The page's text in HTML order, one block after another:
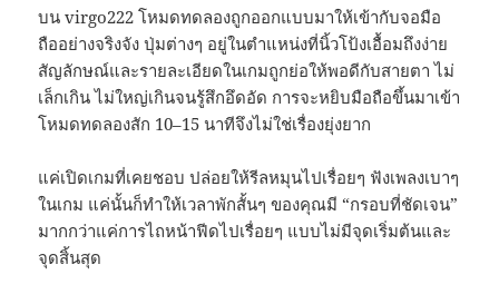
บน virgo222 โหมดทดลองถูกออกแบบมาให้เข้ากับจอมือ
ถืออย่างจริงจัง ปุ่มต่างๆ อยู่ในตำแหน่งที่นิ้วโป้งเอื้อมถึงง่าย
สัญลักษณ์และรายละเอียดในเกมถูกย่อให้พอดีกับสายตา ไม่
เล็กเกิน ไม่ใหญ่เกินจนรู้สึกอึดอัด การจะหยิบมือถือขึ้นมาเข้า
โหมดทดลองสัก 10–15 นาทีจึงไม่ใช่เรื่องยุ่งยาก
แค่เปิดเกมที่เคยชอบ ปล่อยให้รีลหมุนไปเรื่อยๆ ฟังเพลงเบาๆ
ในเกม แค่นั้นก็ทำให้เวลาพักสั้นๆ ของคุณมี “กรอบที่ชัดเจน”
มากกว่าแค่การไถหน้าฟีดไปเรื่อยๆ แบบไม่มีจุดเริ่มต้นและ
จุดสิ้นสุด